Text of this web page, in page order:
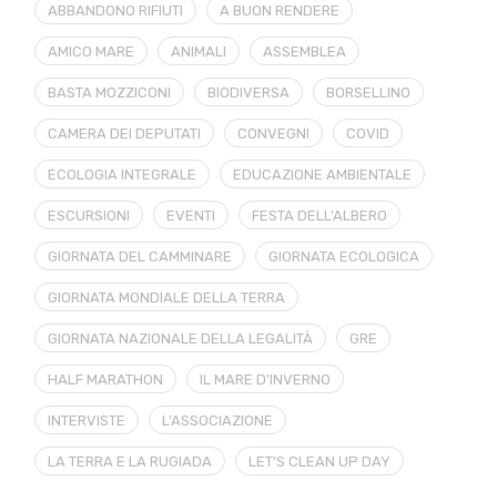
ABBANDONO RIFIUTI A BUON RENDERE
AMICO MARE ANIMALI ASSEMBLEA
BASTA MOZZICONI BIODIVERSA BORSELLINO
CAMERA DEI DEPUTATI CONVEGNI COVID
ECOLOGIA INTEGRALE EDUCAZIONE AMBIENTALE
ESCURSIONI EVENTI FESTA DELL'ALBERO
GIORNATA DEL CAMMINARE GIORNATA ECOLOGICA
GIORNATA MONDIALE DELLA TERRA
GIORNATA NAZIONALE DELLA LEGALITÀ GRE
HALF MARATHON IL MARE D'INVERNO
INTERVISTE L'ASSOCIAZIONE
LA TERRA E LA RUGIADA LET'S CLEAN UP DAY